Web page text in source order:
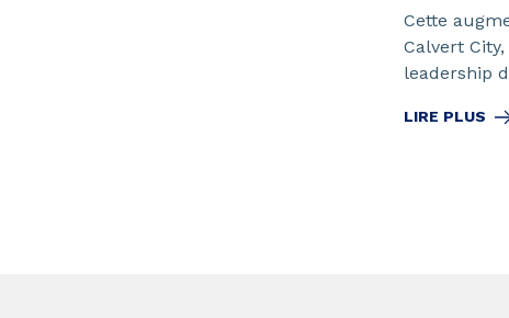
Cette
Calvert
leadership
LIRE PLUS